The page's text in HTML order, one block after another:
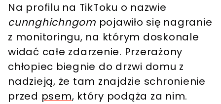
Na profilu na TikToku o nazwie
cunnghichngom pojawiło się nagranie
z monitoringu, na którym doskonale
widać całe zdarzenie. Przerażony
chłopiec biegnie do drzwi domu z
nadzieją, że tam znajdzie schronienie
przed psem, który podąża za nim.